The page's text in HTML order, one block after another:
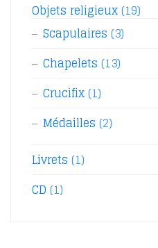
Objets religieux(19)
Scapulaires (3)
Chapelets (13)
Crucifix(1)
Médailles (2)
Livrets (1)
CD (1)